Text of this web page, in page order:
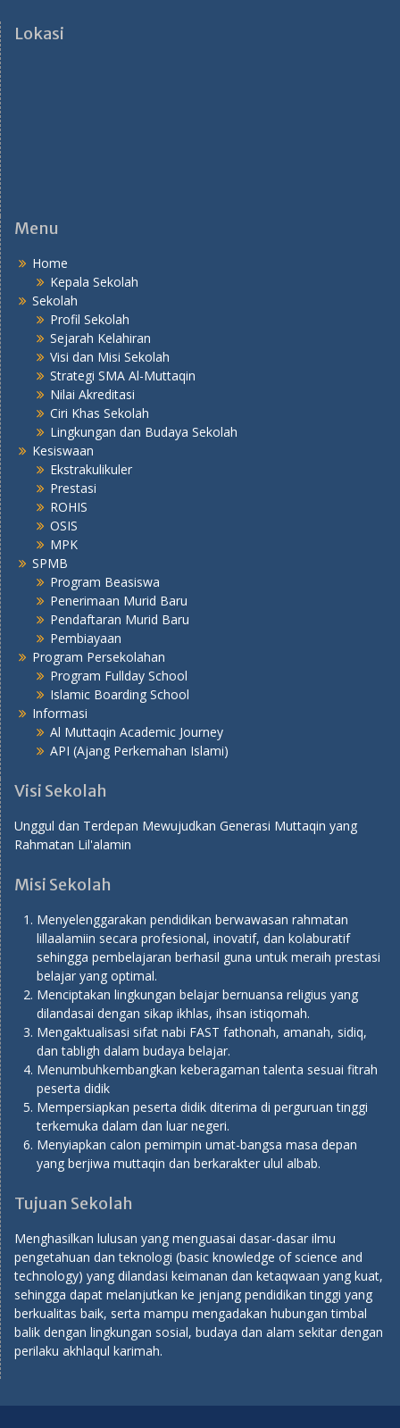
Lokasi
Menu
Home
Kepala Sekolah
Sekolah
Profil Sekolah
Sejarah Kelahiran
Visi dan Misi Sekolah
Strategi SMA Al-Muttaqin
Nilai Akreditasi
Ciri Khas Sekolah
Lingkungan dan Budaya Sekolah
Kesiswaan
Ekstrakulikuler
Prestasi
ROHIS
OSIS
MPK
SPMB
Program Beasiswa
Penerimaan Murid Baru
Pendaftaran Murid Baru
Pembiayaan
Program Persekolahan
Program Fullday School
Islamic Boarding School
Informasi
Al Muttaqin Academic Journey
API (Ajang Perkemahan Islami)
Visi Sekolah
Unggul dan Terdepan Mewujudkan Generasi Muttaqin yang
Rahmatan Lil'alamin
Misi Sekolah
Menyelenggarakan pendidikan berwawasan rahmatan
lillaalamiin secara profesional, inovatif, dan kolaburatif
sehingga pembelajaran berhasil guna untuk meraih prestasi
belajar yang optimal.
Menciptakan lingkungan belajar bernuansa religius yang
dilandasai dengan sikap ikhlas, ihsan istiqomah.
Mengaktualisasi sifat nabi FAST fathonah, amanah, sidiq,
dan tabligh dalam budaya belajar.
Menumbuhkembangkan keberagaman talenta sesuai fitrah
peserta didik
Mempersiapkan peserta didik diterima di perguruan tinggi
terkemuka dalam dan luar negeri.
Menyiapkan calon pemimpin umat-bangsa masa depan
yang berjiwa muttaqin dan berkarakter ulul albab.
Tujuan Sekolah
Menghasilkan lulusan yang menguasai dasar-dasar ilmu
pengetahuan dan teknologi (basic knowledge of science and
technology) yang dilandasi keimanan dan ketaqwaan yang kuat,
sehingga dapat melanjutkan ke jenjang pendidikan tinggi yang
berkualitas baik, serta mampu mengadakan hubungan timbal
balik dengan lingkungan sosial, budaya dan alam sekitar dengan
perilaku akhlaqul karimah.